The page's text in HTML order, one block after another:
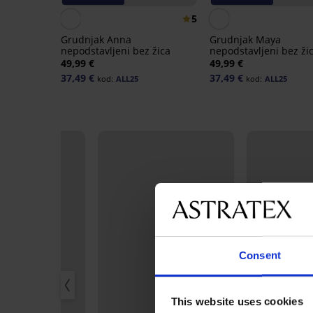
Consent
This website uses cookies
5
Grudnjak Anna
nepodstavljeni bez žica
49,99 €
37,49 € kod: ALL25
Grudnjak Maya
nepodstavljeni bez
49,99 €
37,49 € kod: ALL25